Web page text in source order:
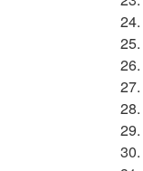
24.
25.
26.
27.
28.
29.
30.